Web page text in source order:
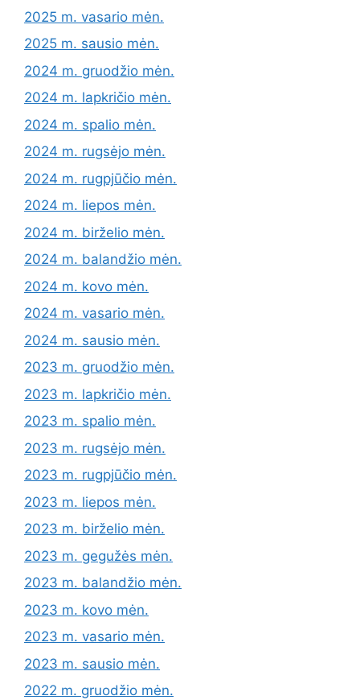
2025 m. vasario mėn.
2025 m. sausio mėn.
2024 m. gruodžio mėn.
2024 m. lapkričio mėn.
2024 m. spalio mėn.
2024 m. rugsėjo mėn.
2024 m. rugpjūčio mėn.
2024 m. liepos mėn.
2024 m. birželio mėn.
2024 m. balandžio mėn.
2024 m. kovo mėn.
2024 m. vasario mėn.
2024 m. sausio mėn.
2023 m. gruodžio mėn.
2023 m. lapkričio mėn.
2023 m. spalio mėn.
2023 m. rugsėjo mėn.
2023 m. rugpjūčio mėn.
2023 m. liepos mėn.
2023 m. birželio mėn.
2023 m. gegužės mėn.
2023 m. balandžio mėn.
2023 m. kovo mėn.
2023 m. vasario mėn.
2023 m. sausio mėn.
2022 m. gruodžio mėn.